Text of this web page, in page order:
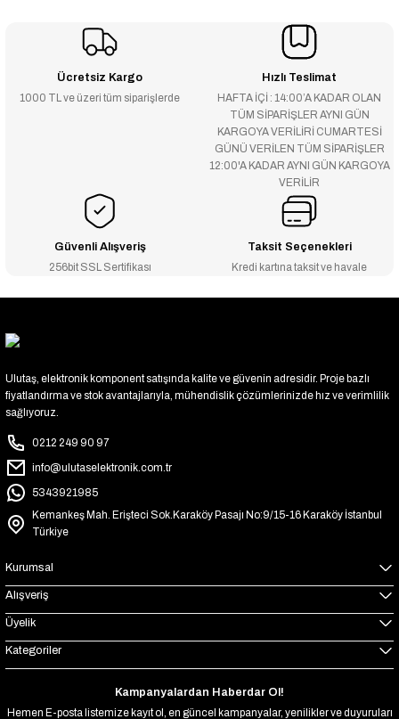
Ücretsiz Kargo
1000 TL ve üzeri tüm siparişlerde
Hızlı Teslimat
HAFTA İÇİ : 14:00’A KADAR OLAN
TÜM SİPARİŞLER AYNI GÜN
KARGOYA VERİLİRİ CUMARTESİ
GÜNÜ VERİLEN TÜM SİPARİŞLER
12:00'A KADAR AYNI GÜN KARGOYA
VERİLİR
Güvenli Alışveriş
256bit SSL Sertifikası
Taksit Seçenekleri
Kredi kartına taksit ve havale
Ulutaş, elektronik komponent satışında kalite ve güvenin adresidir. Proje bazlı
fiyatlandırma ve stok avantajlarıyla, mühendislik çözümlerinizde hız ve verimlilik
sağlıyoruz.
0212 249 90 97
info@ulutaselektronik.com.tr
5343921985
Kemankeş Mah. Erişteci Sok.Karaköy Pasajı No:9/15-16 Karaköy İstanbul
Türkiye
Kurumsal
Alışveriş
Üyelik
Kategoriler
Kampanyalardan Haberdar Ol!
Hemen E-posta listemize kayıt ol, en güncel kampanyalar, yenilikler ve duyuruları